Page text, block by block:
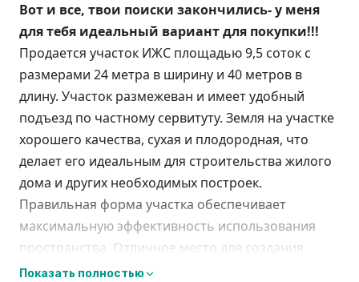
Вот и все, твои поиски закончились- у меня
для тебя идеальный вариант для покупки!!!
Продается участок ИЖС площадью 9,5 соток с
размерами 24 метра в ширину и 40 метров в
длину. Участок размежеван и имеет удобный
подъезд по частному сервитуту. Земля на участке
хорошего качества, сухая и плодородная, что
делает его идеальным для строительства жилого
дома и других необходимых построек.
Правильная форма участка обеспечивает
максимальную эффективность использования
пространства. Отличное место для создания
комфортного и уютного жилья в окружении
Показать полностью